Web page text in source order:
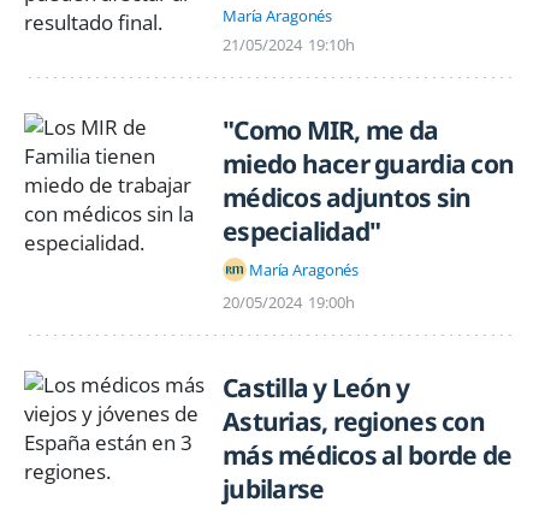
María Aragonés
21/05/2024 19:10h
"Como MIR, me da
miedo hacer guardia con
médicos adjuntos sin
especialidad"
María Aragonés
20/05/2024 19:00h
Castilla y León y
Asturias, regiones con
más médicos al borde de
jubilarse